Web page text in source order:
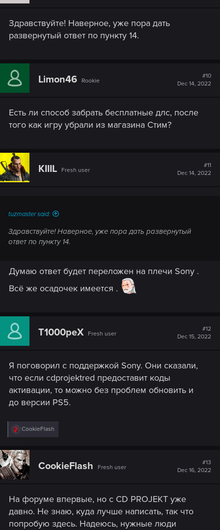
Здравствуйте! Наверное, уже пора дать
развернутый ответ по пункту 14.
Limon46 Rookie
#10
Dec 14, 2022
Есть ли способ забрать бесплатные длс, после
того как игру убрали из магазина Стим?
KIIIL Fresh user
#11
Dec 14, 2022
tuzmaster said:
Здравствуйте! Наверное, уже пора дать развернутый
ответ по пункту 14.
Думаю ответ будет переложен на плечи Sony .
Всё же осадочек имеется .
T1000peX Fresh user
#12
Dec 15, 2022
Я поговорил с поддержкой Sony. Они сказали,
что если cdprojektred предоставит коды
активации, то можно без проблем обновить и
до версии PS5.
R
e
c
t
i
o
CookieFlash
CookieFlash Fresh user
#13
Dec 16, 2022
На форуме впервые, но с CD PROJEKT уже
давно. Не знаю, куда лучше написать, так что
попробую здесь. Надеюсь, нужные люди